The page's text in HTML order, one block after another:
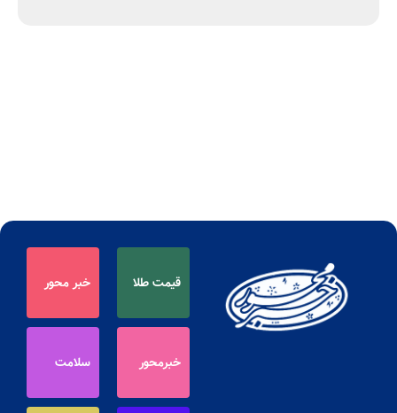
قیمت طلا خبر محور
خبرمحور سلامت